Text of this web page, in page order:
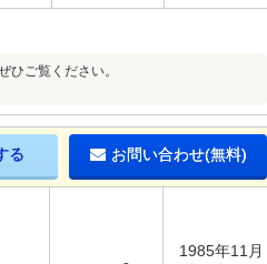
ご覧ください。
る お問い合わせ(無料)
1985年11月